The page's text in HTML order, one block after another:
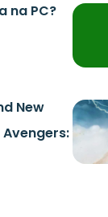
na PC?
New